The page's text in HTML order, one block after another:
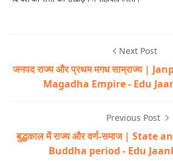
Next Post
जनपद राज्य और प्रथम मगध साम्राज्य |
Magadha Empire - Edu
Previous Post
बुद्धकाल में राज्य और वर्ण-समाज | State
Buddha period - Edu